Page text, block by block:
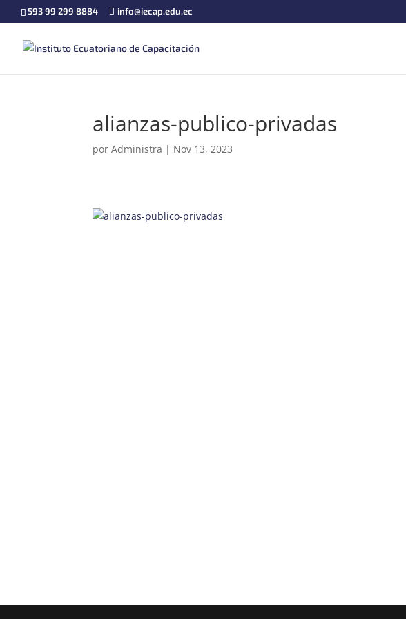
593 99 299 8884 info@iecap.edu.ec
alianzas-publico-privadas
porAdministra | Nov 13, 2023